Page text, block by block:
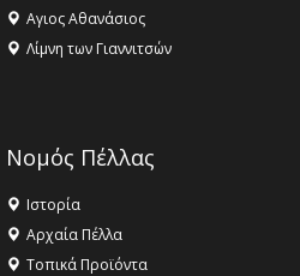
Αγιος Αθανάσιος
Λίμνη των Γιαννιτσών
Νομός Πέλλας
Ιστορία
Αρχαία Πέλλα
Τοπικά Προϊόντα